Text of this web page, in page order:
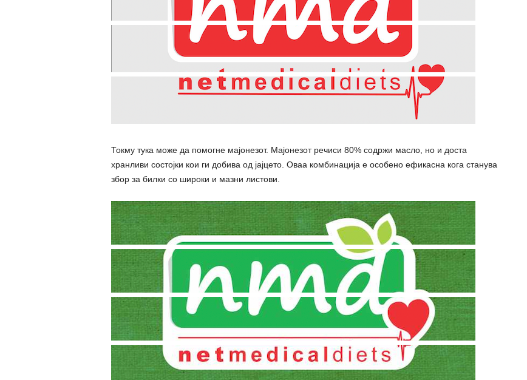
Токму тука може да помогне мајонезот. Мајонезот речиси 80% содржи масло, но и доста
хранливи состојки кои ги добива од јајцето. Оваа комбинација е особено ефикасна кога станува
збор за билки со широки и мазни листови.